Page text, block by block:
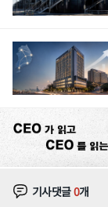
기사댓글0개